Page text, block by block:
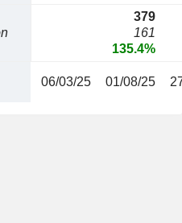
379
161
135.4%
06/03/25 01/08/25